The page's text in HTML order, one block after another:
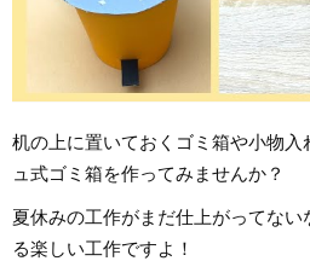
机の上に置いておくゴミ箱や小物
ュ式ゴミ箱を作ってみませんか？
夏休みの工作がまだ仕上がってな
る楽しい工作ですよ！